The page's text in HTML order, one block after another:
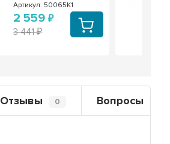
Артикул: 50065K1
2 559
3 441
Отзывы 0 Вопросы